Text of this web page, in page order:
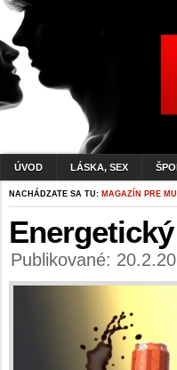
ÚVOD LÁSKA, SEX
NACHÁDZATE SA TU: MAGAZÍN PRE
Publikované: